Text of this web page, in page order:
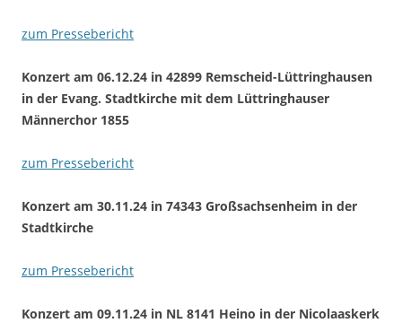
zum Pressebericht
Konzert am 06.12.24 in 42899 Remscheid-Lüttringhausen
in der Evang. Stadtkirche mit dem Lüttringhauser
Männerchor 1855
zum Pressebericht
Konzert am 30.11.24 in 74343 Großsachsenheim in der
Stadtkirche
zum Pressebericht
Konzert am 09.11.24 in NL 8141 Heino in der Nicolaaskerk